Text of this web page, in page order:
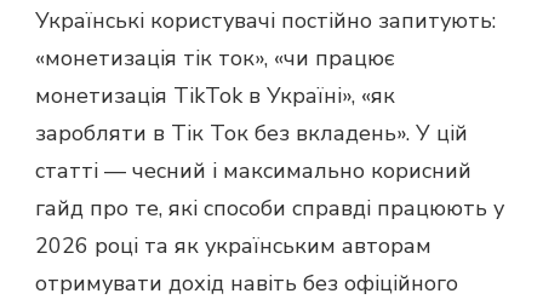
Українські користувачі постійно запитують:
«монетизація тік ток», «чи працює
монетизація TikTok в Україні», «як
заробляти в Тік Ток без вкладень». У цій
статті — чесний і максимально корисний
гайд про те, які способи справді працюють у
2026 році та як українським авторам
отримувати дохід навіть без офіційного